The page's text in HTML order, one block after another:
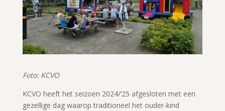
Foto: KCVO
KCVO heeft het seizoen 2024/’25 afgesloten met een
gezellige dag waarop traditioneel het ouder-kind